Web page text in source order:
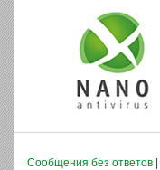
Сообщения без ответов